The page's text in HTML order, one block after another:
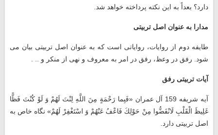
دارد؟ بعداً به این نکته پرداخته خواهد شد.
مدارا به عنوان اصل تربیتی
طایفه دوم از روایات، روایاتی است که به عنوان اصل تربیتی بیان می
شود. رفق در وعظ، رفق در امر به معروف و نهی از منکر و .. .
آیات تربیتی رفق
آیه شریفه 159 آل عمران «فَبِما رَحْمَةٍ مِنَ اللَّهِ لِنْتَ لَهُمْ وَ لَوْ كُنْتَ فَظًّا
غَلِيظَ الْقَلْبِ لَانْفَضُّوا مِنْ حَوْلِكَ فَاعْفُ عَنْهُمْ وَ اسْتَغْفِرْ لَهُمْ‏» نگاه خاص به
اصل تربیتی دارد.